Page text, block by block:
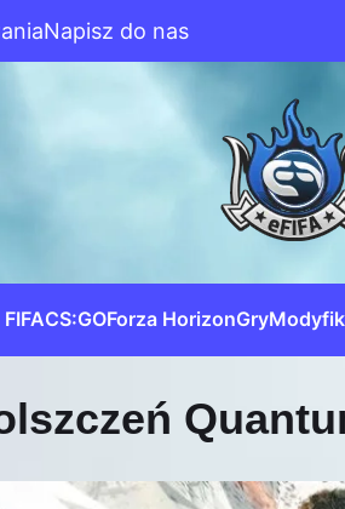
Napisz do nas
FIFACS:GOForza HorizonGry